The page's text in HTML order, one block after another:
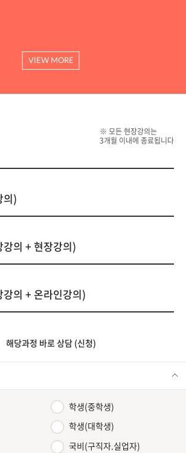
VIEW MORE
※ 모든 현장강의는
3개월 이내에 종료됩니다
의)
의 + 현장강의)
의 + 온라인강의)
해당과정 바로 상담 (신청)
학생(중학생)
학생(대학생)
국비(구직자.실업자)